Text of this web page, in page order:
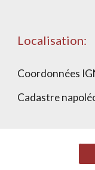
Localisation:
Coordonnées
Cadastre